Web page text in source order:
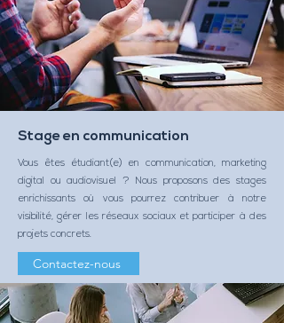
Stage en communication
Vous êtes étudiant(e) en communication, marketing
digital ou audiovisuel ? Nous proposons des stages
enrichissants où vous pourrez contribuer à notre
visibilité, gérer les réseaux sociaux et participer à des
projets concrets.
Contactez-nous